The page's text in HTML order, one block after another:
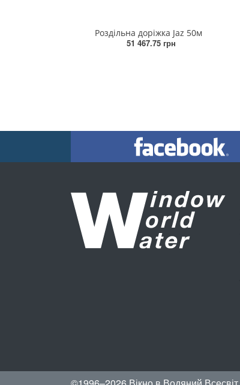
Роздільна доріжка Jaz 50м
51 467.75 грн